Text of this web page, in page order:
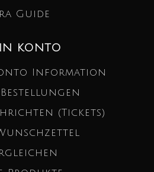
Guide
KONTO
Information
(Tickets)